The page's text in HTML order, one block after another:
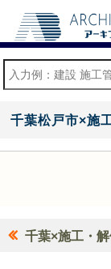
千葉松戸市×施
千葉×施工・